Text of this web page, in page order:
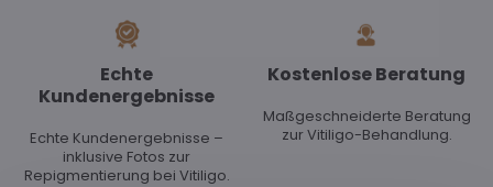
Echte
Kundenergebnisse
Echte Kundenergebnisse –
inklusive Fotos zur
Repigmentierung bei Vitiligo.
Kostenlose Beratung
Maßgeschneiderte Beratung
zur Vitiligo-Behandlung.